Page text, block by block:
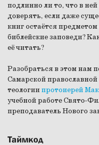
подлинно ли то, что в
доверять, если даже
книг остаётся
библейские заповеди?
её читать?
Разобраться в этом нам
Самарской
теологиипротоиерей
учебной работе Свято-
преподаватель Нового
Таймкод